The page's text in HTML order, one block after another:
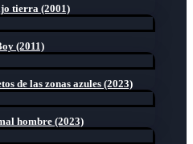
tierra (2001)
(2011)
de las zonas azules (2023)
hombre (2023)